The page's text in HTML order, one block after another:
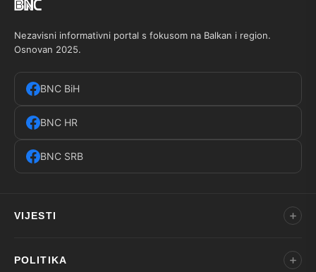
Nezavisni informativni portal s fokusom na Balkan i region.
Osnovan 2025.
BNC BiH
BNC HR
BNC SRB
VIJESTI
POLITIKA